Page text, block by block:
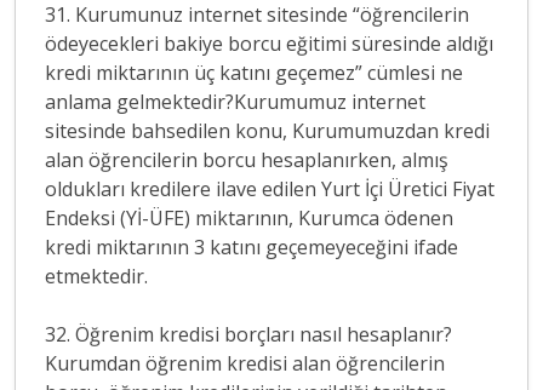
31. Kurumunuz internet sitesinde “öğrencilerin
ödeyecekleri bakiye borcu eğitimi süresinde aldığı
kredi miktarının üç katını geçemez” cümlesi ne
anlama gelmektedir?Kurumumuz internet
sitesinde bahsedilen konu, Kurumumuzdan kredi
alan öğrencilerin borcu hesaplanırken, almış
oldukları kredilere ilave edilen Yurt İçi Üretici Fiyat
Endeksi (Yİ-ÜFE) miktarının, Kurumca ödenen
kredi miktarının 3 katını geçemeyeceğini ifade
etmektedir.
32. Öğrenim kredisi borçları nasıl hesaplanır?
Kurumdan öğrenim kredisi alan öğrencilerin